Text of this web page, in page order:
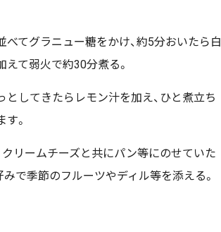
べてグラニュー糖をかけ、約5分おいたら白
えて弱火で約30分煮る。
としてきたらレモン汁を加え、ひと煮立ち
す。
クリームチーズと共にパン等にのせていた
みで季節のフルーツやディル等を添える。